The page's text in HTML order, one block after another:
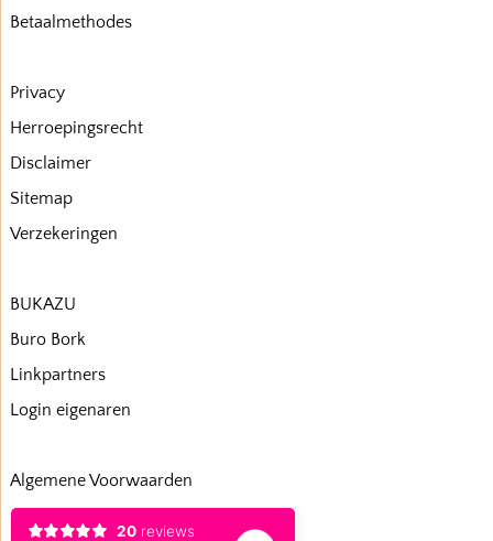
Betaalmethodes
Privacy
Herroepingsrecht
Disclaimer
Sitemap
Verzekeringen
BUKAZU
Buro Bork
Linkpartners
Login eigenaren
Algemene Voorwaarden